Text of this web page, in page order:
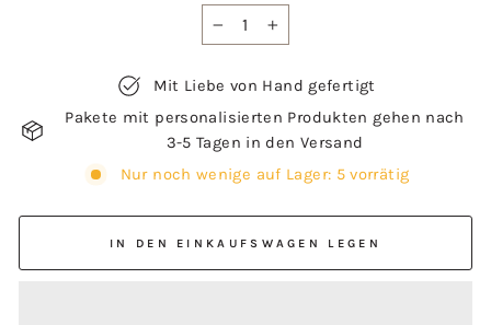
Mit Liebe von Hand gefertigt
Pakete mit personalisierten Produkten gehen nach
3-5 Tagen in den Versand
Nur noch wenige auf Lager: 5 vorrätig
IN DEN EINKAUFSWAGEN LEGEN